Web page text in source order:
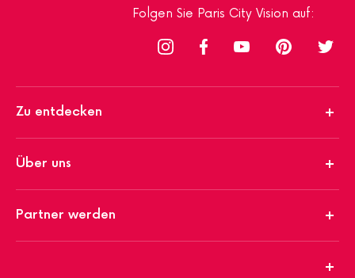
Folgen Sie Paris City Vision auf:
Zu entdecken
Über uns
Partner werden